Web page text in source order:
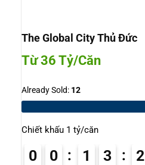
The Global City Thủ Đức
Từ 36 Tỷ/Căn
Already Sold: 12
Chiết khấu 1 tỷ/căn
0 0 1 3 2